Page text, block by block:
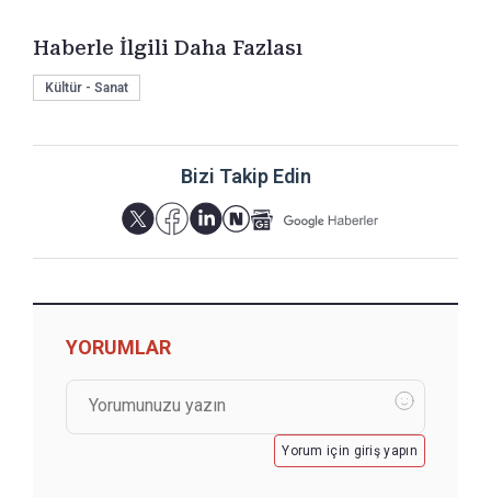
Haberle İlgili Daha Fazlası
Kültür - Sanat
Bizi Takip Edin
YORUMLAR
Yorum için giriş yapın